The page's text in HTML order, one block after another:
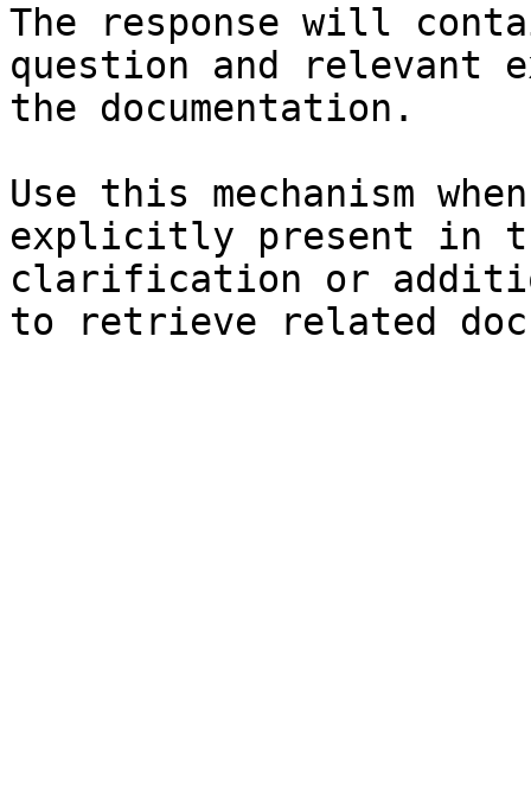
The response will
question and relevant
the documentation.
Use this mechanism
explicitly present in
clarification or